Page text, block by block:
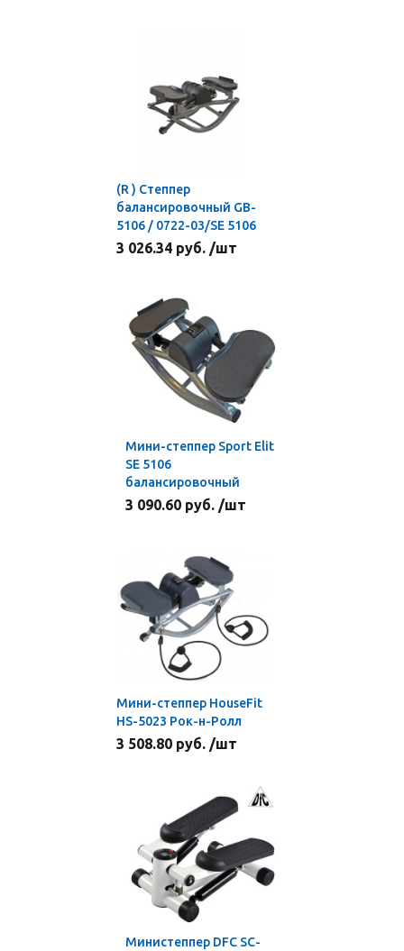
(R ) Степпер
балансировочный GB-
5106 / 0722-03/SE 5106
3 026.34 руб. /шт
Мини-степпер Sport Elit
SE 5106
балансировочный
3 090.60 руб. /шт
Мини-степпер HouseFit
HS-5023 Рок-н-Ролл
3 508.80 руб. /шт
Министеппер DFC SC-